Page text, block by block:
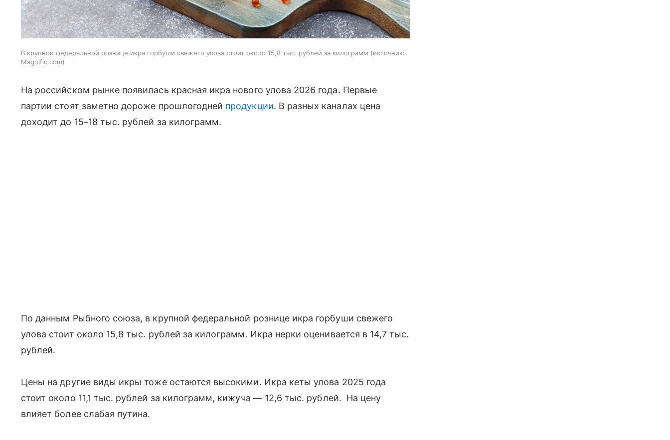
В крупной федеральной рознице икра горбуши свежего улова стоит около 15,8 тыс. рублей за килограмм
источник:
Magnific.com
На российском рынке появилась красная икра нового улова 2026 года. Первые
партии стоят заметно дороже прошлогодней продукции. В разных каналах цена
доходит до 15–18 тыс. рублей за килограмм.
По данным Рыбного союза, в крупной федеральной рознице икра горбуши свежего
улова стоит около 15,8 тыс. рублей за килограмм. Икра нерки оценивается в 14,7 тыс.
рублей.
Цены на другие виды икры тоже остаются высокими. Икра кеты улова 2025 года
стоит около 11,1 тыс. рублей за килограмм, кижуча — 12,6 тыс. рублей. На цену
влияет более слабая путина.